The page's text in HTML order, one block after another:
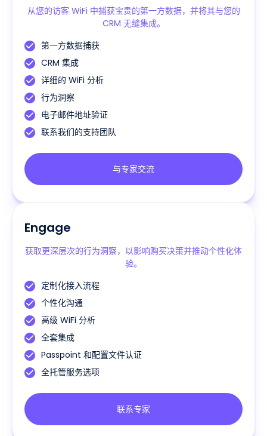
从您的访客 WiFi 中捕获宝贵的第一方数据，并将其与您的
CRM 无缝集成。
第一方数据捕获
CRM 集成
详细的 WiFi 分析
行为洞察
电子邮件地址验证
联系我们的支持团队
与专家交流
Engage
获取更深层次的行为洞察，以影响购买决策并推动个性化体
验。
定制化接入流程
个性化沟通
高级 WiFi 分析
全套集成
Passpoint 和配置文件认证
全托管服务选项
联系专家